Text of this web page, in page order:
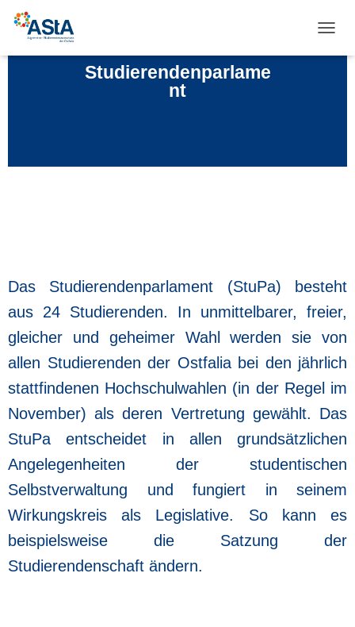
A
L
E
Studierendenparlame
nt
Das Studierendenparlament (StuPa) besteht
aus 24 Studierenden. In unmittelbarer, freier,
gleicher und geheimer Wahl werdensie von
allen Studierenden der Ostfalia bei den jährlich
stattfindenen Hochschulwahlen (in der Regel im
November) als deren Vertretung gewählt. Das
StuPa entscheidet in allen grundsätzlichen
Angelegenheiten der studentischen
Selbstverwaltung und fungiert in seinem
Wirkungskreis als Legislative. So kann es
beispielsweise die Satzung der
Studierendenschaft ändern.